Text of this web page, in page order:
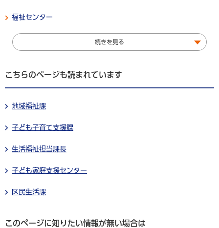
福祉センター
続きを見る
こちらのページも読まれています
地域福祉課
子ども子育て支援課
生活福祉担当課長
子ども家庭支援センター
区民生活課
このページに知りたい情報が無い場合は